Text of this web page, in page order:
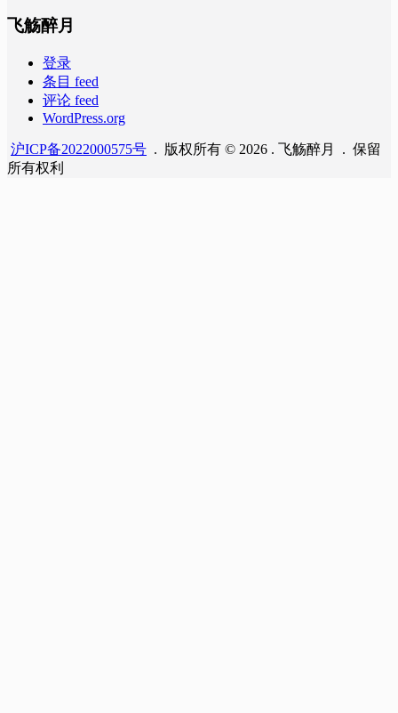
飞觞醉月
登录
条目 feed
评论 feed
WordPress.org
沪ICP备2022000575号 . 版权所有 © 2026 . 飞觞醉月 . 保留
所有权利